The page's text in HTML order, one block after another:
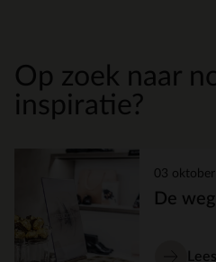
Op zoek naar
inspiratie?
03
De